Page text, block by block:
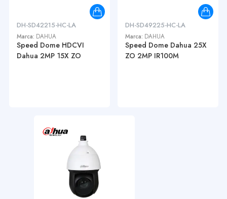
DH-SD42215-HC-LA
Marca: DAHUA
Speed Dome HDCVI
Dahua 2MP 15X ZO
DH-SD49225-HC-LA
Marca: DAHUA
Speed Dome Dahua 25X
ZO 2MP IR100M